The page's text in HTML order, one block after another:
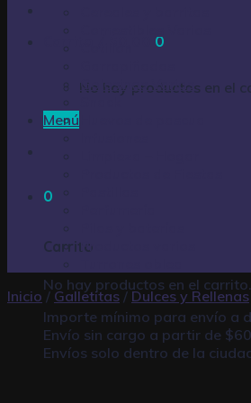
0
No hay productos en el
Menú
0
Carrito
No hay productos en el carrito.
Importe mínimo para envío a
Envío sin cargo a partir de
Envíos solo dentro de la
Golosinas Varias
Productos varios
Inicio / Galletitas / Dulces y Rellenas